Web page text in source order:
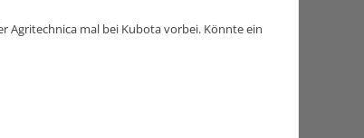
Agritechnica mal bei Kubota vorbei. Könnte ein